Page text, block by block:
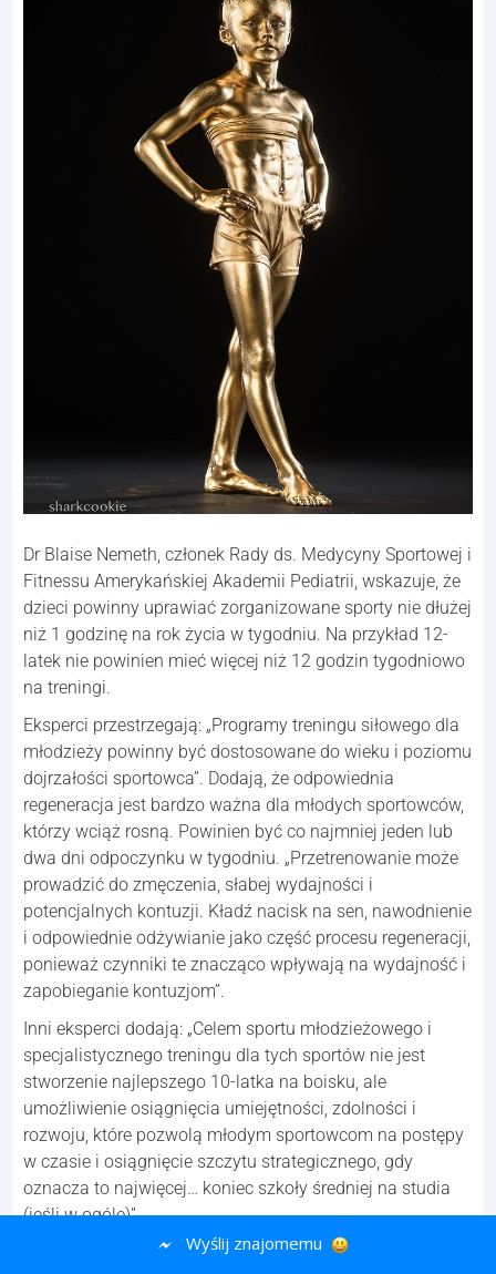
Dr Blaise Nemeth, członek Rady ds. Medycyny Sportowej i
Fitnessu Amerykańskiej Akademii Pediatrii, wskazuje, że
dzieci powinny uprawiać zorganizowane sporty nie dłużej
niż 1 godzinę na rok życia w tygodniu. Na przykład 12-
latek nie powinien mieć więcej niż 12 godzin tygodniowo
na treningi.
Eksperci przestrzegają: „Programy treningu siłowego dla
młodzieży powinny być dostosowane do wieku i poziomu
dojrzałości sportowca”. Dodają, że odpowiednia
regeneracja jest bardzo ważna dla młodych sportowców,
którzy wciąż rosną. Powinien być co najmniej jeden lub
dwa dni odpoczynku w tygodniu. „Przetrenowanie może
prowadzić do zmęczenia, słabej wydajności i
potencjalnych kontuzji. ​​Kładź nacisk na sen, nawodnienie
i odpowiednie odżywianie jako część procesu regeneracji,
ponieważ czynniki te znacząco wpływają na wydajność i
zapobieganie kontuzjom”.
Inni eksperci dodają: „Celem sportu młodzieżowego i
specjalistycznego treningu dla tych sportów nie jest
stworzenie najlepszego 10-latka na boisku, ale
umożliwienie osiągnięcia umiejętności, zdolności i
rozwoju, które pozwolą młodym sportowcom na postępy
w czasie i osiągnięcie szczytu strategicznego, gdy
oznacza to najwięcej… koniec szkoły średniej na studia
(jeśli w ogóle)”.
Wyślij znajomemu